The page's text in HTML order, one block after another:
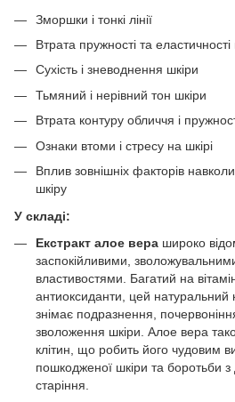
Зморшки і тонкі лінії
Втрата пружності та еластичності
Сухість і зневоднення шкіри
Тьмяний і нерівний тон шкіри
Втрата контуру обличчя і
Ознаки втоми і стресу на шкірі
Вплив зовнішніх факторів
шкіру
У складі:
Екстракт алое вера широко
заспокійливими,
властивостями. Багатий на
антиоксиданти, цей
знімає подразнення,
зволоження шкіри. Алое вера
клітин, що робить його чудовим
пошкодженої шкіри та боротьби
старіння.